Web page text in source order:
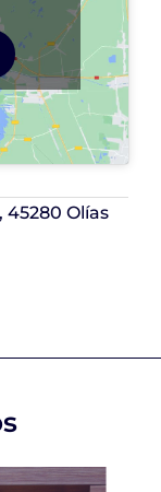
45280 Olías